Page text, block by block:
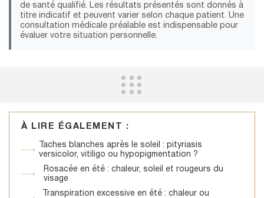
de santé qualifié. Les résultats présentés sont donnés à
titre indicatif et peuvent varier selon chaque patient. Une
consultation médicale préalable est indispensable pour
évaluer votre situation personnelle.
À LIRE ÉGALEMENT :
Taches blanches après le soleil : pityriasis
versicolor, vitiligo ou hypopigmentation ?
Rosacée en été : chaleur, soleil et rougeurs du
visage
Transpiration excessive en été : chaleur ou